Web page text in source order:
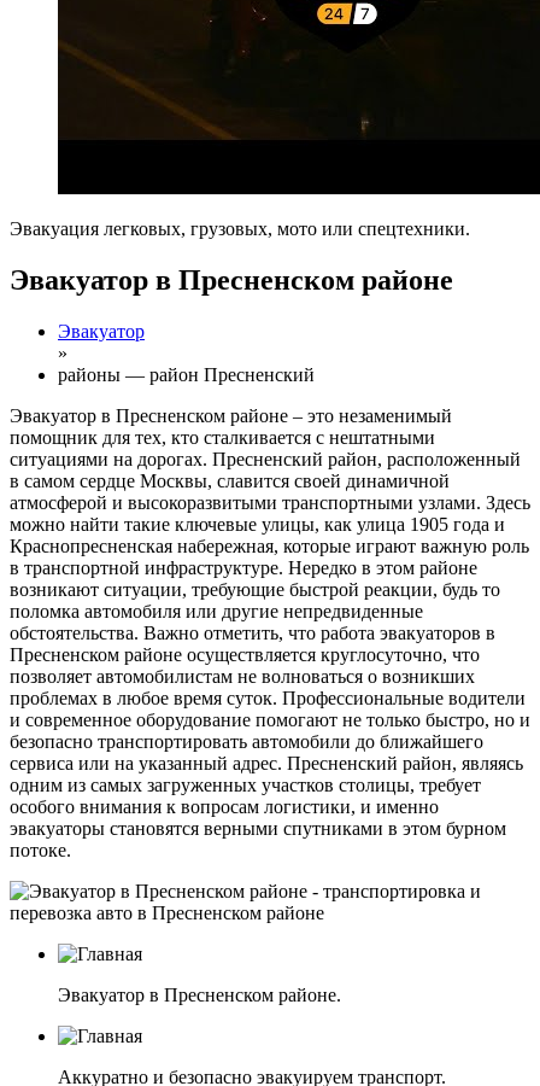
Эвакуация легковых, грузовых, мото или спецтехники.
Эвакуатор в Пресненском районе
Эвакуатор
»
районы — район Пресненский
Эвакуатор в Пресненском районе – это незаменимый
помощник для тех, кто сталкивается с нештатными
ситуациями на дорогах. Пресненский район, расположенный
в самом сердце Москвы, славится своей динамичной
атмосферой и высокоразвитыми транспортными узлами. Здесь
можно найти такие ключевые улицы, как улица 1905 года и
Краснопресненская набережная, которые играют важную роль
в транспортной инфраструктуре. Нередко в этом районе
возникают ситуации, требующие быстрой реакции, будь то
поломка автомобиля или другие непредвиденные
обстоятельства. Важно отметить, что работа эвакуаторов в
Пресненском районе осуществляется круглосуточно, что
позволяет автомобилистам не волноваться о возникших
проблемах в любое время суток. Профессиональные водители
и современное оборудование помогают не только быстро, но и
безопасно транспортировать автомобили до ближайшего
сервиса или на указанный адрес. Пресненский район, являясь
одним из самых загруженных участков столицы, требует
особого внимания к вопросам логистики, и именно
эвакуаторы становятся верными спутниками в этом бурном
потоке.
Эвакуатор в Пресненском районе.
Аккуратно и безопасно эвакуируем транспорт.